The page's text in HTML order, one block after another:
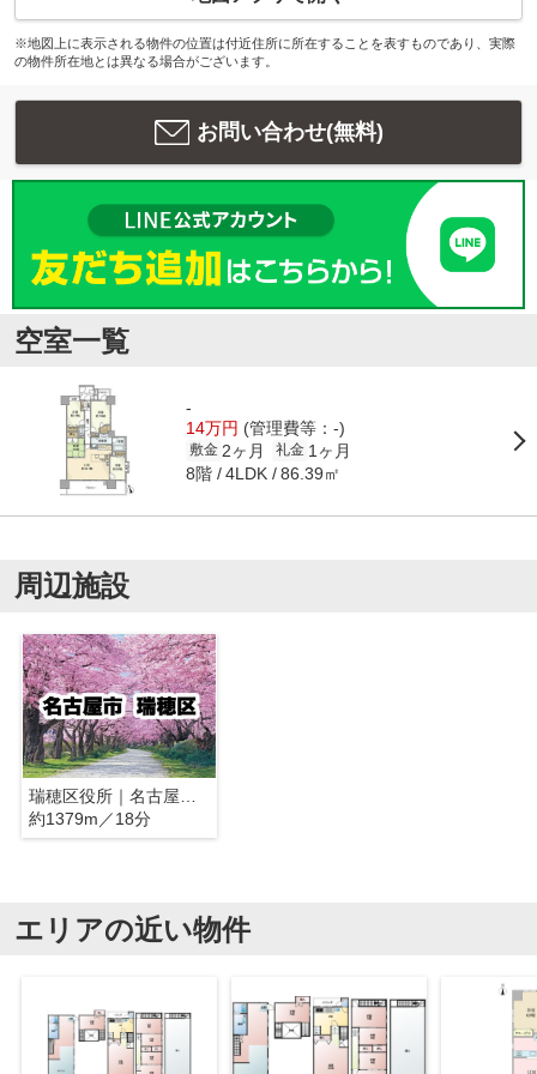
※地図上に表示される物件の位置は付近住所に所在することを表すものであり、実際
の物件所在地とは異なる場合がございます。
お問い合わせ(無料)
空室一覧
-
14万円 (管理費等：-)
敷金 2ヶ月 礼金 1ヶ月
8階 4LDK 86.39㎡
周辺施設
瑞穂区役所｜名古屋市瑞穂区
約1379m／18分
エリアの近い物件